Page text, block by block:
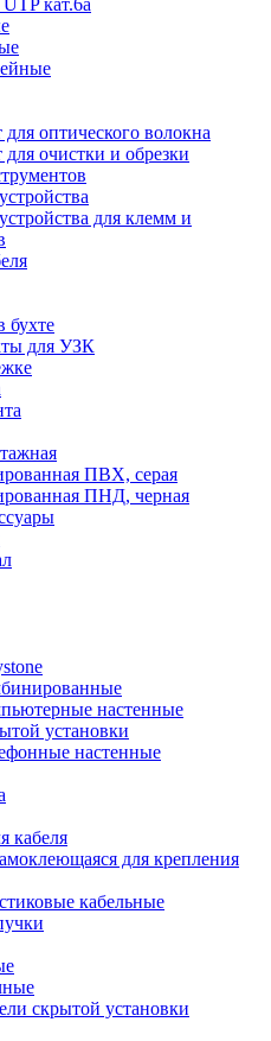
кат.6а
оптического волокна
очистки и обрезки
для клемм и
для УЗК
ПВХ, серая
ПНД, черная
настенные
установки
настенные
кабеля
для крепления
кабельные
скрытой установки